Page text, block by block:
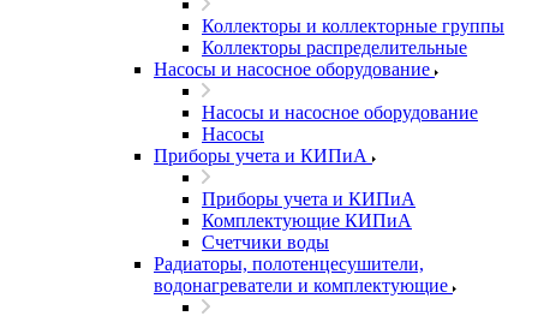
Коллекторы и коллекторные группы
Коллекторы распределительные
Насосы и насосное оборудование
Насосы и насосное оборудование
Насосы
Приборы учета и КИПиА
Приборы учета и КИПиА
Комплектующие КИПиА
Счетчики воды
Радиаторы, полотенцесушители,
водонагреватели и комплектующие